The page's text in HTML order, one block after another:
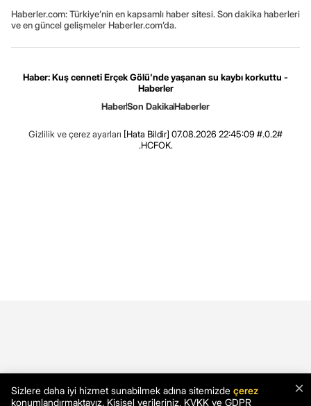
Haberler.com: Türkiye’nin en kapsamlı haber sitesi. Son dakika haberleri
ve en güncel gelişmeler Haberler.com’da.
Haber: Kuş cenneti Erçek Gölü'nde yaşanan su kaybı korkuttu -
Haberler
HaberSon DakikaHaberler
Gizlilik ve çerez ayarları [Hata Bildir] 07.08.2026 22:45:09 #.0.2#
.HCFOK.
×
Sizlere daha iyi hizmet sunabilmek adına sitemizde çerez
konumlandırmaktayız. Kişisel verileriniz, KVKK ve GDPR